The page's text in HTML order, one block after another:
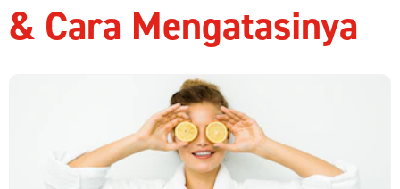
& Cara Mengatasinya